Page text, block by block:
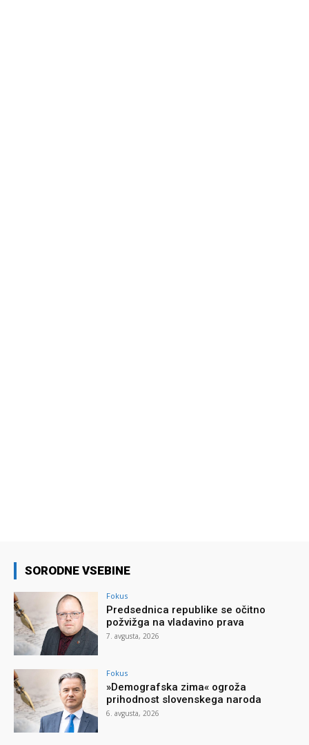
SORODNE VSEBINE
Fokus
Predsednica republike se očitno
požvižga na vladavino prava
7. avgusta, 2026
Fokus
»Demografska zima« ogroža
prihodnost slovenskega naroda
6. avgusta, 2026